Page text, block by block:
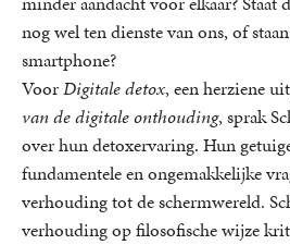
nog wel ten dienste van ons, of
smartphone?
VoorDigitale detox, een herziene
van de digitale onthouding, sprak
over hun detoxervaring. Hun
fundamentele en ongemakkelijke
verhouding tot de schermwereld.
verhouding op filosofische wijze